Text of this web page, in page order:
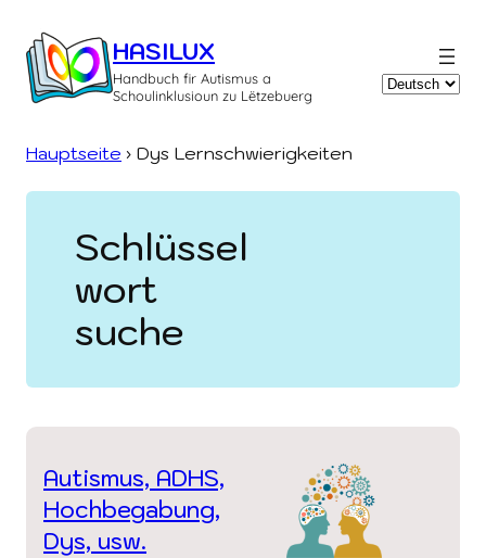
Inhalt
springen
HASILUX
Handbuch fir Autismus a
Schoulinklusioun zu Lëtzebuerg
Sprache
Hauptseite › Dys Lernschwierigkeiten
Schlüssel
wort
suche
Autismus, ADHS,
Hochbegabung,
Dys, usw.